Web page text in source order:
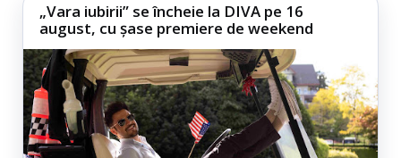
„Vara iubirii” se încheie la DIVA pe 16
august, cu șase premiere de weekend